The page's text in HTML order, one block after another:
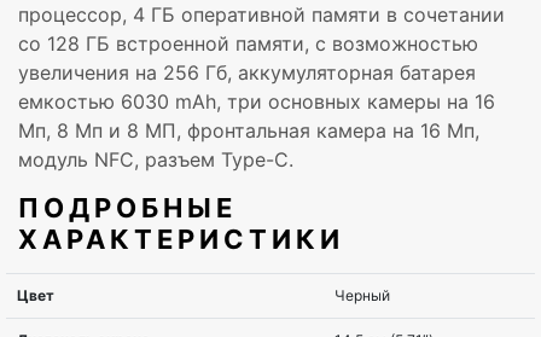
процессор, 4 ГБ оперативной памяти в сочетании
со 128 ГБ встроенной памяти, с возможностью
увеличения на 256 Гб, аккумуляторная батарея
емкостью 6030 mAh, три основных камеры на 16
Мп, 8 Мп и 8 МП, фронтальная камера на 16 Мп,
модуль NFC, разъем Type-C.
ПОДРОБНЫЕ
ХАРАКТЕРИСТИКИ